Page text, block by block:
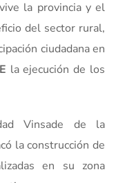
la provincia y el
del sector rural,
ciudadana en
la ejecución de los
Vinsade de la
la construcción de
en su zona